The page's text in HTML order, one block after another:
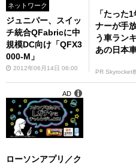
ネットワーク
ジュニパー、スイッ
チ統合QFabricに中
規模DC向け「QFX3
000-M」
2012年06月14日 06:00
「たった
ナーが手
う車ラン
あの日本
PR Skyrocket
ローソンアプリ／ク
AD